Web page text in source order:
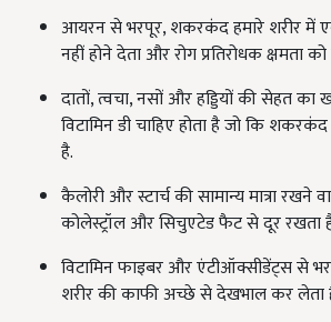
आयरन से भरपूर, शकरकंद हमारे शरीर में
नहीं होने देता और रोग प्रतिरोधक क्षमता
दातों, त्वचा, नसों और हड्डियों की सेहत
विटामिन डी चाहिए होता है जो कि शकरकंद
है.
कैलोरी और स्टार्च की सामान्य मात्रा
कोलेस्ट्रॉल और सिचुएटेड फैट से दूर रखता
विटामिन फाइबर और एंटीऑक्सीडेंट्स से
शरीर की काफी अच्छे से देखभाल कर लेता